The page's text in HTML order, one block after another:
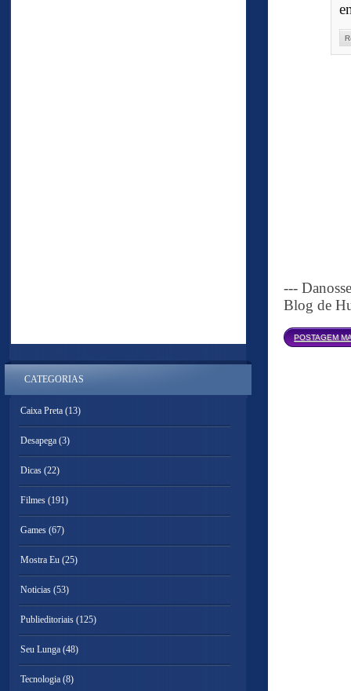
---
Blog de
POSTAGEM
CATEGORIAS
Caixa Preta (13)
Desapega (3)
Dicas (22)
Filmes (191)
Games (67)
Mostra Eu (25)
Noticias (53)
Publieditoriais (125)
Seu Lunga (48)
Tecnologia (8)